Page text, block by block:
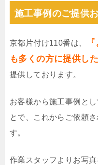
施工事例のご提供
京都片付け110番は、
も多くの方に提供した
提供しております。
お客様から施工事例と
とで、これからご依頼
す。
作業スタッフよりお写